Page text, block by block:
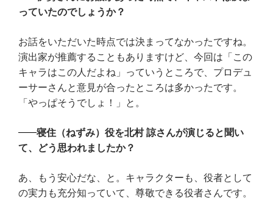
っていたのでしょうか？
お話をいただいた時点では決まってなかったですね。
演出家が推薦することもありますけど、今回は「この
キャラはこの人だよね」っていうところで、プロデュ
ーサーさんと意見が合ったところは多かったです。
「やっぱそうでしょ！」と。
寝住（ねずみ）役を北村 諒さんが演じると聞い
て、どう思われましたか？
あ、もう安心だな、と。キャラクターも、役者として
の実力も充分知っていて、尊敬できる役者さんです。